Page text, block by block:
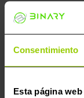
Consentimiento
Esta página
Este cable
confiable y
(ECU) que
camiones
Su función